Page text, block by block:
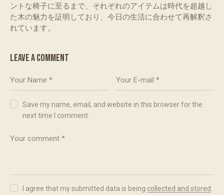
ントな椅子に至るまで、それぞれのアイテムは時代を超越し
た木の魅力を証明しており、今日の生活に合わせて再解釈さ
れています。
LEAVE A COMMENT
Save my name, email, and website in this browser for the
next time I comment.
I agree that my submitted data is being collected and stored